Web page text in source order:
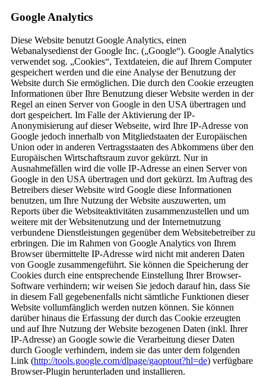
Google Analytics
Diese Website benutzt Google Analytics, einen
Webanalysedienst der Google Inc. („Google“). Google Analytics
verwendet sog. „Cookies“, Textdateien, die auf Ihrem Computer
gespeichert werden und die eine Analyse der Benutzung der
Website durch Sie ermöglichen. Die durch den Cookie erzeugten
Informationen über Ihre Benutzung dieser Website werden in der
Regel an einen Server von Google in den USA übertragen und
dort gespeichert. Im Falle der Aktivierung der IP-
Anonymisierung auf dieser Webseite, wird Ihre IP-Adresse von
Google jedoch innerhalb von Mitgliedstaaten der Europäischen
Union oder in anderen Vertragsstaaten des Abkommens über den
Europäischen Wirtschaftsraum zuvor gekürzt. Nur in
Ausnahmefällen wird die volle IP-Adresse an einen Server von
Google in den USA übertragen und dort gekürzt. Im Auftrag des
Betreibers dieser Website wird Google diese Informationen
benutzen, um Ihre Nutzung der Website auszuwerten, um
Reports über die Websiteaktivitäten zusammenzustellen und um
weitere mit der Websitenutzung und der Internetnutzung
verbundene Dienstleistungen gegenüber dem Websitebetreiber zu
erbringen. Die im Rahmen von Google Analytics von Ihrem
Browser übermittelte IP-Adresse wird nicht mit anderen Daten
von Google zusammengeführt. Sie können die Speicherung der
Cookies durch eine entsprechende Einstellung Ihrer Browser-
Software verhindern; wir weisen Sie jedoch darauf hin, dass Sie
in diesem Fall gegebenenfalls nicht sämtliche Funktionen dieser
Website vollumfänglich werden nutzen können. Sie können
darüber hinaus die Erfassung der durch das Cookie erzeugten
und auf Ihre Nutzung der Website bezogenen Daten (inkl. Ihrer
IP-Adresse) an Google sowie die Verarbeitung dieser Daten
durch Google verhindern, indem sie das unter dem folgenden
Link (http://tools.google.com/dlpage/gaoptout?hl=de) verfügbare
Browser-Plugin herunterladen und installieren.